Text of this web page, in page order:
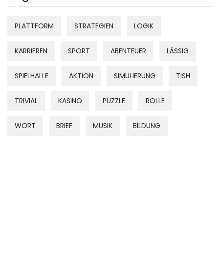
PLATTFORM STRATEGIEN LOGIK
KARRIEREN SPORT ABENTEUER LÄSSIG
SPIELHALLE AKTION SIMULIERUNG TISH
TRIVIAL KASINO PUZZLE ROLLE
WORT BRIEF MUSIK BILDUNG